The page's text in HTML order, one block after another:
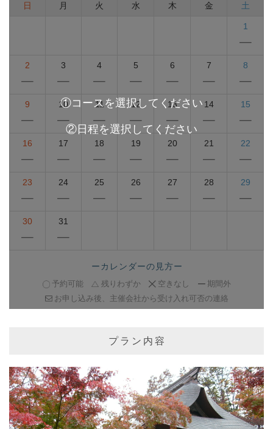
日 月 火 水 木 金 土
1
2 3 4 5 6 7 8
9 10 11 12 13 14 15
16 17 18 19 20 21 22
23 24 25 26 27 28 29
30 31
ーカレンダーの見方ー
予約可能 残りわずか 空きなし
期間外
お申し込み後、主催会社から受け入れ可否の連絡
プラン内容